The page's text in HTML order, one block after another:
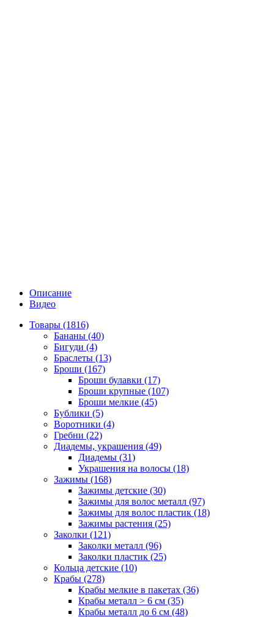
Описание
Видео
Товары (1816)
Бананы (40)
Бигуди (4)
Браслеты (13)
Броши (167)
Броши булавки (17)
Броши крупные (107)
Броши мелкие (45)
Бублики (5)
Воротники (4)
Гребни (22)
Диадемы, украшения (49)
Диадемы (31)
Украшения на волосы (18)
Зажимы (168)
Зажимы детские (30)
Зажимы для волос металл (97)
Зажимы для волос пластик (18)
Зажимы растения (25)
Заколки (121)
Заколки металл (96)
Заколки пластик (25)
Кольца детские (10)
Крабы (278)
Крабы мелкие в пакетах (36)
Крабы металл > 6 см (35)
Крабы металл до 6 см (48)